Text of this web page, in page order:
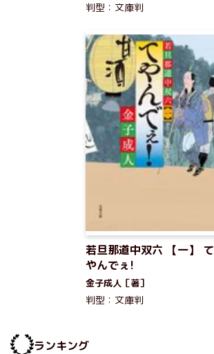
判型：文庫判
若旦那道中双六 【一】 て
やんでぇ!
金子成人［著］
判型：文庫判
ランキング